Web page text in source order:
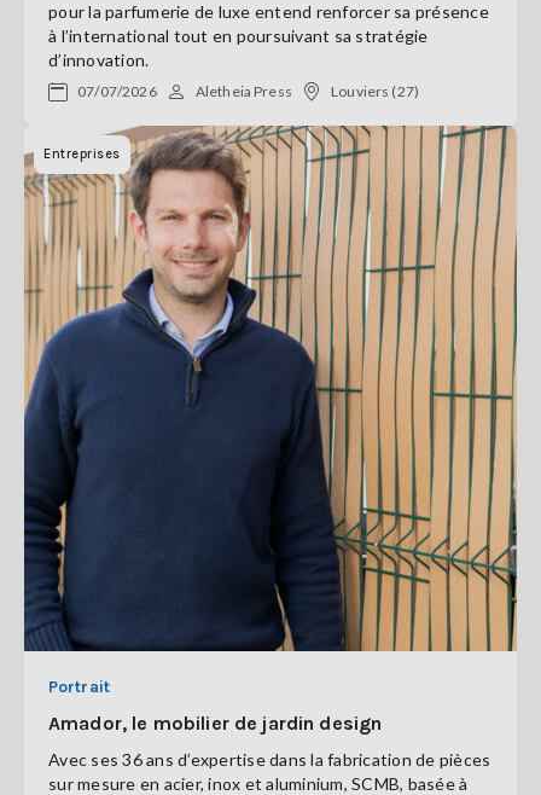
pour la parfumerie de luxe entend renforcer sa présence
à l’international tout en poursuivant sa stratégie
d’innovation.
07/07/2026 Aletheia Press Louviers (27)
Entreprises
Portrait
Amador, le mobilier de jardin design
Avec ses 36 ans d’expertise dans la fabrication de pièces
sur mesure en acier, inox et aluminium, SCMB, basée à